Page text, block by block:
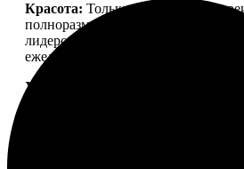
Красота: Только качественная,
полноразмерная косметика.
лидеров бьюти-рынка, которые
ежедневную рутину.
Уют:
Детали для дома, создающие
свечей для медитации до арома-
уникальной парфюмерной